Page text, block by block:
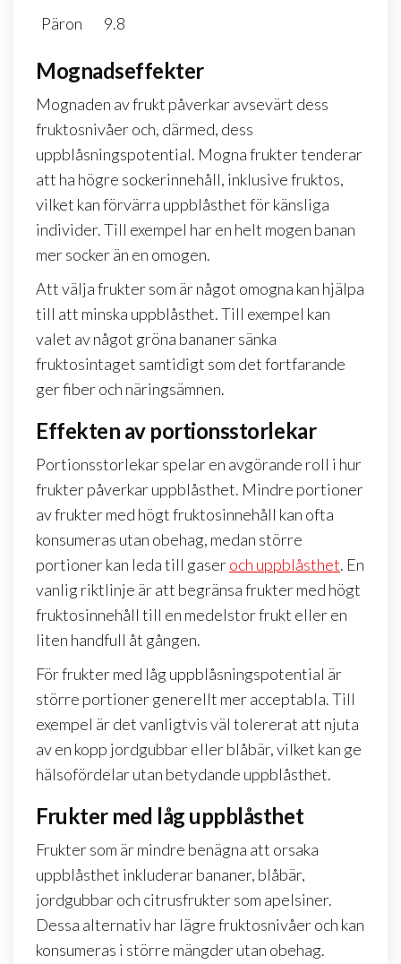
Päron
9.8
Mognadseffekter
Mognaden av frukt påverkar avsevärt dess
fruktosnivåer och, därmed, dess
uppblåsningspotential. Mogna frukter tenderar
att ha högre sockerinnehåll, inklusive fruktos,
vilket kan förvärra uppblåsthet för känsliga
individer. Till exempel har en helt mogen banan
mer socker än en omogen.
Att välja frukter som är något omogna kan hjälpa
till att minska uppblåsthet. Till exempel kan
valet av något gröna bananer sänka
fruktosintaget samtidigt som det fortfarande
ger fiber och näringsämnen.
Effekten av portionsstorlekar
Portionsstorlekar spelar en avgörande roll i hur
frukter påverkar uppblåsthet. Mindre portioner
av frukter med högt fruktosinnehåll kan ofta
konsumeras utan obehag, medan större
portioner kan leda till gaseroch uppblåsthet. En
vanlig riktlinje är att begränsa frukter med högt
fruktosinnehåll till en medelstor frukt eller en
liten handfull åt gången.
För frukter med låg uppblåsningspotential är
större portioner generellt mer acceptabla. Till
exempel är det vanligtvis väl tolererat att njuta
av en kopp jordgubbar eller blåbär, vilket kan ge
hälsofördelar utan betydande uppblåsthet.
Frukter med låg uppblåsthet
Frukter som är mindre benägna att orsaka
uppblåsthet inkluderar bananer, blåbär,
jordgubbar och citrusfrukter som apelsiner.
Dessa alternativ har lägre fruktosnivåer och kan
konsumeras i större mängder utan obehag.